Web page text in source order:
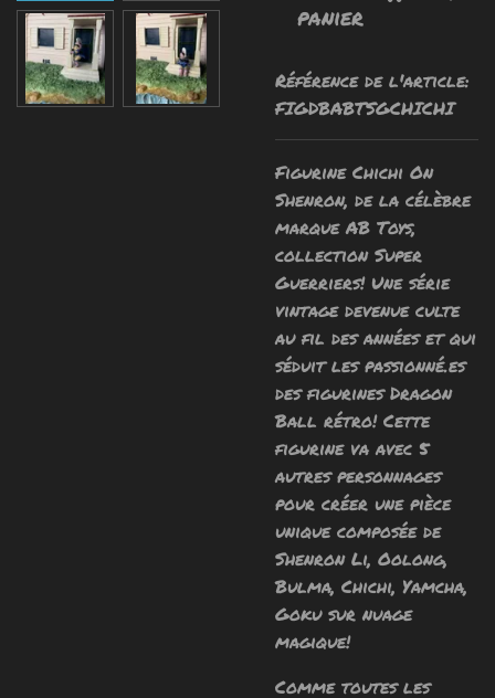
panier
Référence de l'article:
FIGDBABTSGCHICHI
Figurine Chichi On
Shenron, de la célèbre
marque AB Toys,
collection Super
Guerriers! Une série
vintage devenue culte
au fil des années et qui
séduit les passionné.es
des figurines Dragon
Ball rétro! Cette
figurine va avec 5
autres personnages
pour créer une pièce
unique composée de
Shenron Li, Oolong,
Bulma, Chichi, Yamcha,
Goku sur nuage
magique!
Comme toutes les